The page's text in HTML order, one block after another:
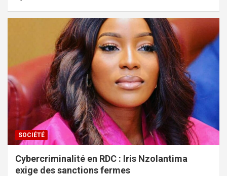
SOCIÉTÉ
Cybercriminalité en RDC : Iris Nzolantima
exige des sanctions fermes